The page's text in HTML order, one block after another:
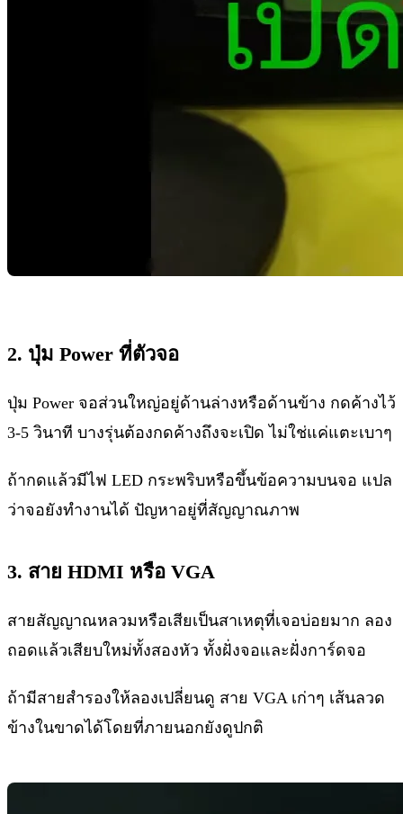
2. ปุ่ม Power ที่ตัวจอ
ปุ่ม Power จอส่วนใหญ่อยู่ด้านล่างหรือด้านข้าง กดค้างไว้
3-5 วินาที บางรุ่นต้องกดค้างถึงจะเปิด ไม่ใช่แค่แตะเบาๆ
ถ้ากดแล้วมีไฟ LED กระพริบหรือขึ้นข้อความบนจอ แปล
ว่าจอยังทำงานได้ ปัญหาอยู่ที่สัญญาณภาพ
3. สาย HDMI หรือ VGA
สายสัญญาณหลวมหรือเสียเป็นสาเหตุที่เจอบ่อยมาก ลอง
ถอดแล้วเสียบใหม่ทั้งสองหัว ทั้งฝั่งจอและฝั่งการ์ดจอ
ถ้ามีสายสำรองให้ลองเปลี่ยนดู สาย VGA เก่าๆ เส้นลวด
ข้างในขาดได้โดยที่ภายนอกยังดูปกติ